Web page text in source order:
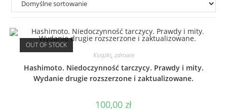
OUT OF STOCK
Książki, zdrowie
Hashimoto. Niedoczynność tarczycy. Prawdy i mity.
Wydanie drugie rozszerzone i zaktualizowane.
100,00 zł